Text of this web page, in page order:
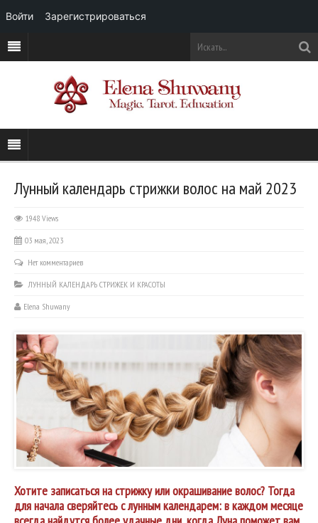
Лунный календарь стрижки волос на май 2023
1948 Views
03 мая, 2023
Нет комментариев
ЛУННЫЙ КАЛЕНДАРЬ СТРИЖЕК И КРАСОТЫ
Elena Shuwany
Хотите записаться на стрижку или окрашивание волос? Тогда
для начала сверяйтесь с лунным календарем: в каждом месяце
Войти Зарегистрироваться